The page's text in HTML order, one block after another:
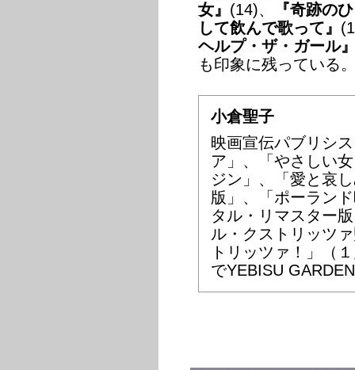
女』 (14)、
『奇跡の
して飲んで歌って』
ヘルプ・ザ・ガール
も印象に残っている
小倉聖子
映画宣伝パブリシ
ア」、「やさしい
ジン」、「愛と哀
版」、「ポーラン
タル・リマスター
ル・クストリッツ
トリッツァ！」（
でYEBISU